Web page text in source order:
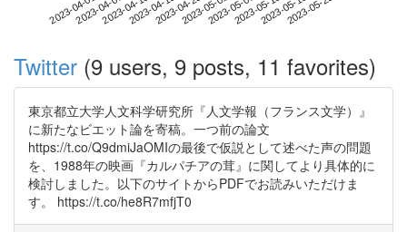
2023-04-012023-04-072023-04-132023-04-192023-04-252023-05-012023-05-072023-05-132023-05-192023-05-25
Twitter (9 users, 9 posts, 11 favorites)
東京都立大学人文科学研究所『人文学報（フランス文学）』
に新たなビエット論を寄稿。一つ前の論文
https://t.co/Q9dmiJaOMIの最後で仮説として述べた声の問題
を、1988年の映画『カルパチアの茸』に関してより具体的に
検討しました。以下のサイトからPDFでお読みいただけま
す。 https://t.co/he8R7mfjT0